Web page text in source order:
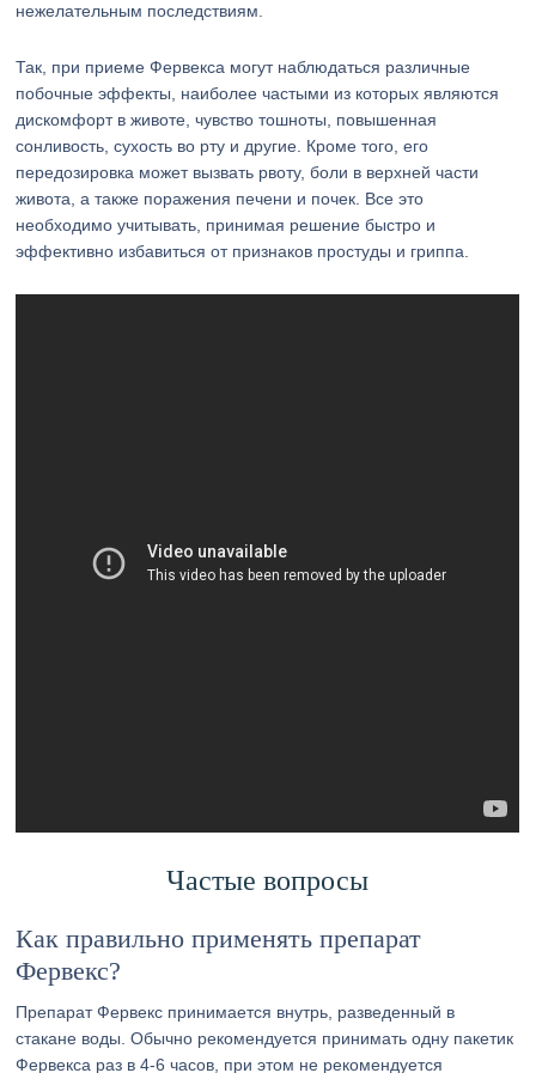
нежелательным последствиям.
Так, при приеме Фервекса могут наблюдаться различные
побочные эффекты, наиболее частыми из которых являются
дискомфорт в животе, чувство тошноты, повышенная
сонливость, сухость во рту и другие. Кроме того, его
передозировка может вызвать рвоту, боли в верхней части
живота, а также поражения печени и почек. Все это
необходимо учитывать, принимая решение быстро и
эффективно избавиться от признаков простуды и гриппа.
Частые вопросы
Как правильно применять препарат
Фервекс?
Препарат Фервекс принимается внутрь, разведенный в
стакане воды. Обычно рекомендуется принимать одну пакетик
Фервекса раз в 4-6 часов, при этом не рекомендуется